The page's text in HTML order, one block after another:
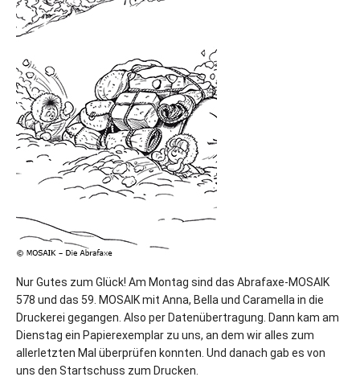
Nur Gutes zum Glück! Am Montag sind das Abrafaxe-MOSAIK
578 und das 59. MOSAIK mit Anna, Bella und Caramella in die
Druckerei gegangen. Also per Datenübertragung. Dann kam am
Dienstag ein Papierexemplar zu uns, an dem wir alles zum
allerletzten Mal überprüfen konnten. Und danach gab es von
uns den Startschuss zum Drucken.